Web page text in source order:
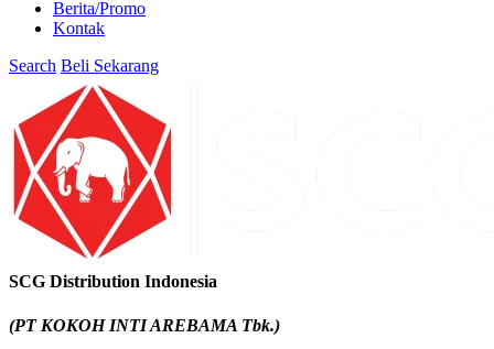
Berita/Promo
Kontak
Search Beli Sekarang
SCG Distribution Indonesia
(PT KOKOH INTI AREBAMA Tbk.)